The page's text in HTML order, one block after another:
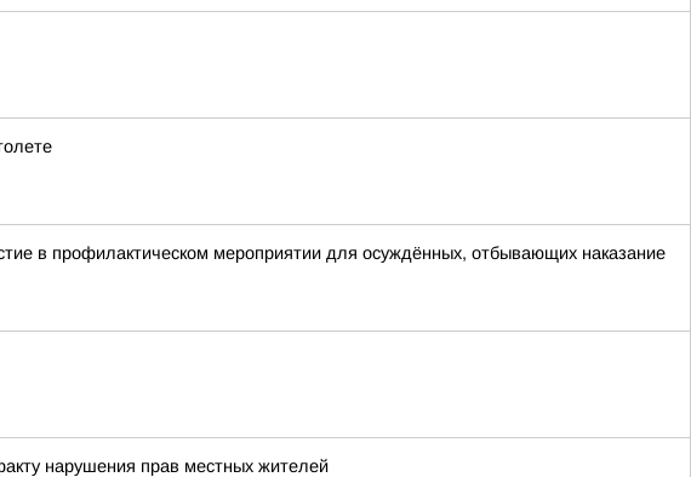
в профилактическом мероприятии для осуждённых, отбывающих наказание
нарушения прав местных жителей